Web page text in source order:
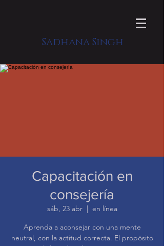
Sadhana Singh
Capacitación en
consejería
sáb, 23 abr
  |
en línea
Aprenda a aconsejar con una mente
neutral, con la actitud correcta. El propósito